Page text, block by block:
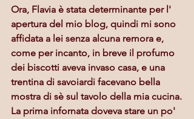
Ora, Flavia è stata determinante per l'
apertura del mio blog, quindi mi sono
affidata a lei senza alcuna remora e,
come per incanto, in breve il profumo
dei biscotti aveva invaso casa, e una
trentina di savoiardi facevano bella
mostra di sè sul tavolo della mia cucina.
La prima infornata doveva stare un po'